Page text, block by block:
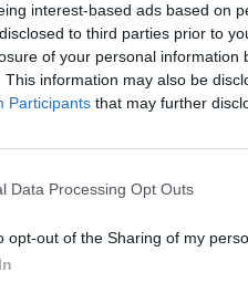
interest-based ads based on
to third parties prior to
of your personal information
This information may also be
Participants that may further
Data Processing Opt Outs
opt-out of the Sharing of my
φράντζα χωρίς
να κόψεις τα